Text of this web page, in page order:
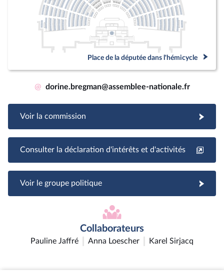
Place de la députée dans l'hémicycle
@ dorine.bregman@assemblee-nationale.fr
Voir la commission
Consulter la déclaration d'intérêts et d'activités
Voir le groupe politique
Collaborateurs
Pauline Jaffré Anna Loescher Karel Sirjacq